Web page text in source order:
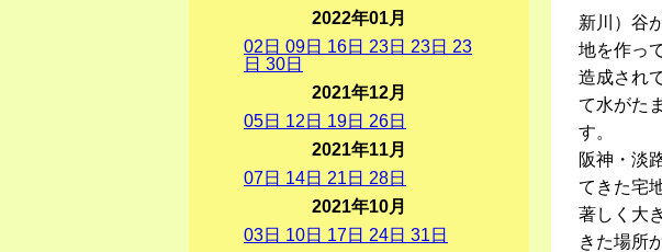
新川）谷
地を作っ
造成され
て水がた
す。
阪神・淡
てきた宅
著しく大
きた場所
2022年01月
02 日 09日 16日 23日 23日 23
日 30日
2021年12月
05日 12 日 19日 26日
2021年11月
07日 14日 21 日 28日
2021年10月
03日 10日 17日 24日 31 日